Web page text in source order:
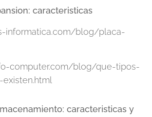
caracteristicas
informatica.com/blog/placa-
computer.com/blog/que-tipos-
caracteristicas y